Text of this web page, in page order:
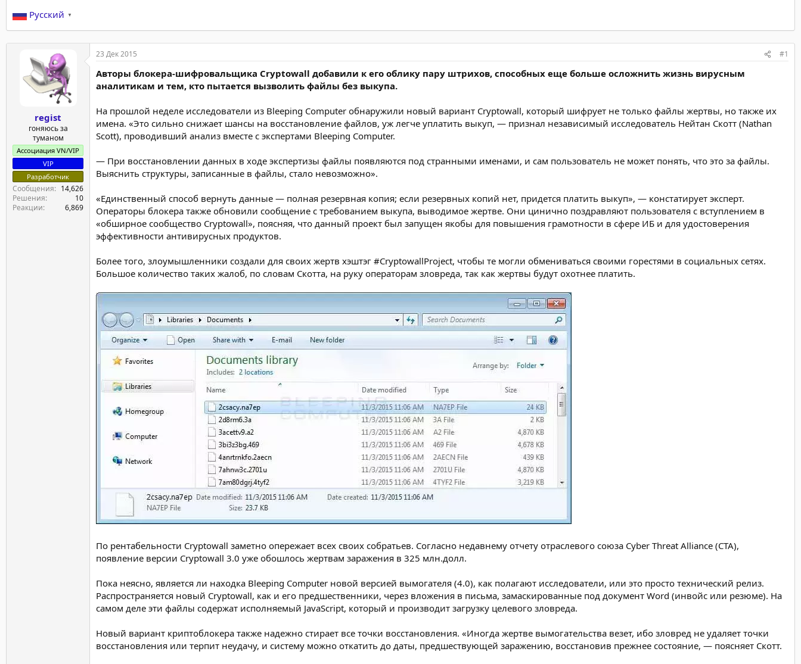
Русский ▼
regist
гоняюсь за
туманом
Ассоциация VN/VIP
VIP
Разработчик
Сообщения
14,626
Решения
10
Реакции
6,869
23 Дек 2015 #1
Авторы блокера-шифровальщика Cryptowall добавили к его облику пару штрихов, способных еще больше осложнить жизнь вирусным
аналитикам и тем, кто пытается вызволить файлы без выкупа.
На прошлой неделе исследователи из Bleeping Computer обнаружили новый вариант Cryptowall, который шифрует не только файлы жертвы, но также их
имена. «Это сильно снижает шансы на восстановление файлов, уж легче уплатить выкуп, — признал независимый исследователь Нейтан Скотт (Nathan
Scott), проводивший анализ вместе с экспертами Bleeping Computer.
— При восстановлении данных в ходе экспертизы файлы появляются под странными именами, и сам пользователь не может понять, что это за файлы.
Выяснить структуры, записанные в файлы, стало невозможно».
«Единственный способ вернуть данные — полная резервная копия; если резервных копий нет, придется платить выкуп», — констатирует эксперт.
Операторы блокера также обновили сообщение с требованием выкупа, выводимое жертве. Они цинично поздравляют пользователя с вступлением в
«обширное сообщество Cryptowall», поясняя, что данный проект был запущен якобы для повышения грамотности в сфере ИБ и для удостоверения
эффективности антивирусных продуктов.
Более того, злоумышленники создали для своих жертв хэштэг #CryptowallProject, чтобы те могли обмениваться своими горестями в социальных сетях.
Большое количество таких жалоб, по словам Скотта, на руку операторам зловреда, так как жертвы будут охотнее платить.
По рентабельности Cryptowall заметно опережает всех своих собратьев. Согласно недавнему отчету отраслевого союза Cyber Threat Alliance (CTA),
появление версии Cryptowall 3.0 уже обошлось жертвам заражения в 325 млн.долл.
Пока неясно, является ли находка Bleeping Computer новой версией вымогателя (4.0), как полагают исследователи, или это просто технический релиз.
Распространяется новый Cryptowall, как и его предшественники, через вложения в письма, замаскированные под документ Word (инвойс или резюме). На
самом деле эти файлы содержат исполняемый JavaScript, который и производит загрузку целевого зловреда.
Новый вариант криптоблокера также надежно стирает все точки восстановления. «Иногда жертве вымогательства везет, ибо зловред не удаляет точки
восстановления или терпит неудачу, и систему можно откатить до даты, предшествующей заражению, восстановив прежнее состояние, — поясняет Скотт.